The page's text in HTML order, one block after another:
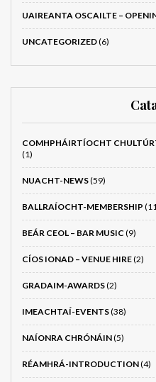
UAIREANTA OSCAILTE –
UNCATEGORIZED(6)
COMHPHÁIRTÍOCHT
(1)
NUACHT-NEWS(59)
BALLRAÍOCHT-MEMBERSHIP
BEÁR CEOL – BAR MUSIC (9)
CÍOS IONAD – VENUE HIRE(2)
GRADAIM-AWARDS(2)
IMEACHTAÍ-EVENTS(38)
NAÍONRA CHRÓNÁIN(5)
RÉAMHRÁ-INTRODUCTION(4)